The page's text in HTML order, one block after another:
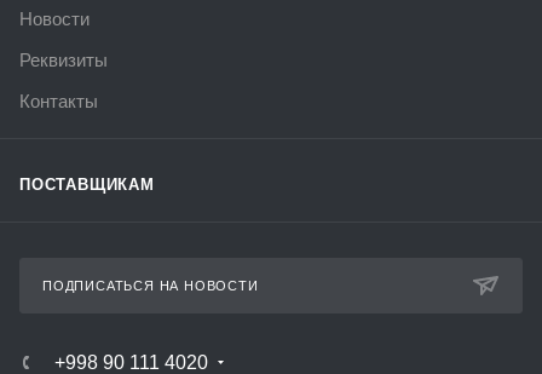
Новости
Реквизиты
Контакты
ПОСТАВЩИКАМ
ПОДПИСАТЬСЯ НА НОВОСТИ
+998 90 111 4020